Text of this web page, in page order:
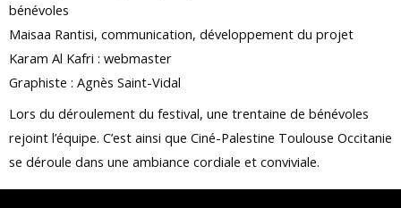
bénévoles
Maisaa Rantisi, communication, développement du projet
Karam Al Kafri : webmaster
Graphiste : Agnès Saint-Vidal
Lors du déroulement du festival, une trentaine de bénévoles
rejoint l’équipe. C’est ainsi que Ciné-Palestine Toulouse Occitanie
se déroule dans une ambiance cordiale et conviviale.